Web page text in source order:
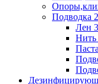
Подводка
Лен 3
Нить